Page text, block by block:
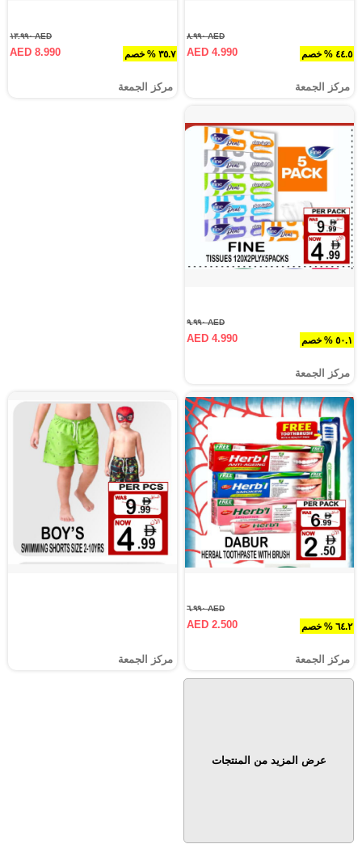
٤٤.٥ % خصم
AED ٨.٩٩٠
AED 4.990
مركز الجمعة
٣٥.٧ % خصم
AED ١٣.٩٩٠
AED 8.990
مركز الجمعة
٥٠.١ % خصم
AED ٩.٩٩٠
AED 4.990
مركز الجمعة
٦٤.٢ % خصم
AED ٦.٩٩٠
AED 2.500
مركز الجمعة مركز الجمعة
عرض المزيد من المنتجات